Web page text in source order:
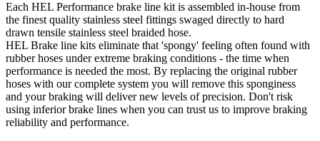
Each HEL Performance brake line kit is assembled in-house from
the finest quality stainless steel fittings swaged directly to hard
drawn tensile stainless steel braided hose.
HEL Brake line kits eliminate that 'spongy' feeling often found with
rubber hoses under extreme braking conditions - the time when
performance is needed the most. By replacing the original rubber
hoses with our complete system you will remove this sponginess
and your braking will deliver new levels of precision. Don't risk
using inferior brake lines when you can trust us to improve braking
reliability and performance.